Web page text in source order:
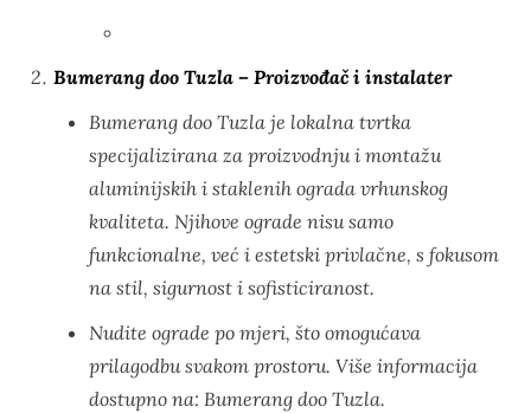
Bumerang doo Tuzla – Proizvođač i instalater
Bumerang doo Tuzla je lokalna tvrtka
specijalizirana za proizvodnju i montažu
aluminijskih i staklenih ograda vrhunskog
kvaliteta. Njihove ograde nisu samo
funkcionalne, već i estetski privlačne, s fokusom
na stil, sigurnost i sofisticiranost.
Nudite ograde po mjeri, što omogućava
prilagodbu svakom prostoru. Više informacija
dostupno na: Bumerang doo Tuzla.